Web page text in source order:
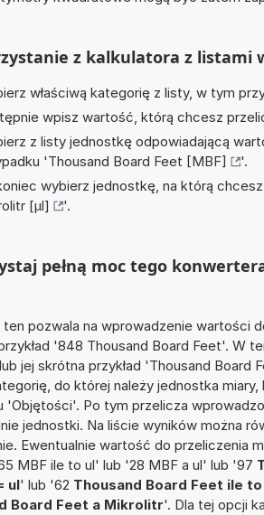
z kalkulatora z listami
właściwą kategorię z listy, w tym
wpisz wartość, którą chcesz
z listy jednostkę odpowiadającą
'Thousand Board Feet [MBF]
'.
wybierz jednostkę, na którą
[µl]
'.
pełną moc tego
ten pozwala na wprowadzenie wartości
'848 Thousand Board Feet'. W
jej skrótna przykład 'Thousand Board
do której należy jednostka
'Objętości'. Po tym przelicza
jednostki. Na liście wyników można
Ewentualnie wartość do przeliczenia
MBF ile to ul' lub '28 MBF a ul' lub '97
ul' lub '62 Thousand Board Feet ile
Board Feet a Mikrolitr'. Dla tej opcji